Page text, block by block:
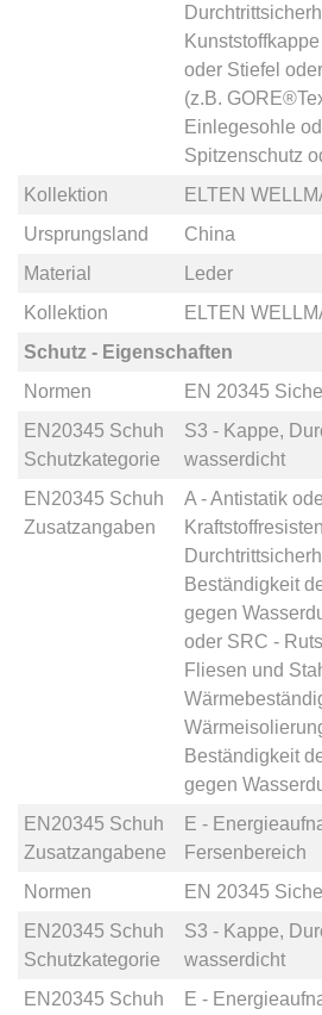
Kunststoffkappe
oder Stiefel oder
(z.B.
Einlegesohle
Spitzenschutz
Kollektion
ELTEN
Ursprungsland
China
Material
Leder
Kollektion
ELTEN
Schutz - Eigenschaften
Normen
EN 20345
EN20345 Schuh
Schutzkategorie
S3 - Kappe,
wasserdicht
EN20345 Schuh
Zusatzangaben
A - Antistatik
Beständigkeit
gegen
oder SRC -
Fliesen und
Beständigkeit
gegen
EN20345 Schuh
Zusatzangabene
E -
Fersenbereich
Normen
EN 20345
EN20345 Schuh
Schutzkategorie
S3 - Kappe,
wasserdicht
EN20345 Schuh
E -